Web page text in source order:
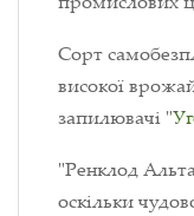
Сорт
високої
запилювачі "
"Ренклод
оскільки